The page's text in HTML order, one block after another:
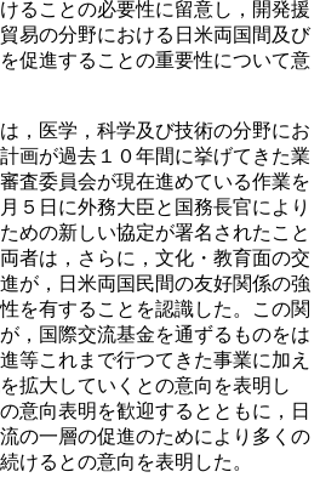
ることの必要性に留意し，開発援
易の分野における日米両国間及び
促進することの重要性について意
，医学，科学及び技術の分野にお
画が過去１０年間に挙げてきた業
査委員会が現在進めている作業を
５日に外務大臣と国務長官により
めの新しい協定が署名されたこと
者は，さらに，文化・教育面の交
が，日米両国民間の友好関係の強
を有することを認識した。この関
，国際交流基金を通ずるものをは
等これまで行つてきた事業に加え
拡大していくとの意向を表明し
意向表明を歓迎するとともに，日
の一層の促進のためにより多くの
けるとの意向を表明した。